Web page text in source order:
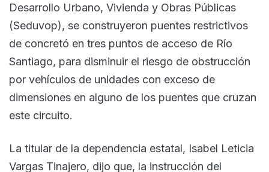
Desarrollo Urbano, Vivienda y Obras Públicas
(Seduvop), se construyeron puentes restrictivos
de concretó en tres puntos de acceso de Río
Santiago, para disminuir el riesgo de obstrucción
por vehículos de unidades con exceso de
dimensiones en alguno de los puentes que cruzan
este circuito.
La titular de la dependencia estatal, Isabel Leticia
Vargas Tinajero, dijo que, la instrucción del